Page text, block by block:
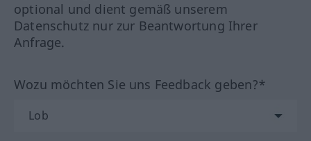
optional und dient gemäß unserem
Datenschutz nur zur Beantwortung Ihrer
Anfrage.
Wozu möchten Sie uns Feedback geben?*